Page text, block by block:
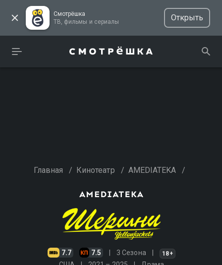
Смотрёшка
ТВ, фильмы и сериалы
Открыть
Главная / Кинотеатр / AMEDIATEKA /
7.7 7.5 3 Сезона 18+